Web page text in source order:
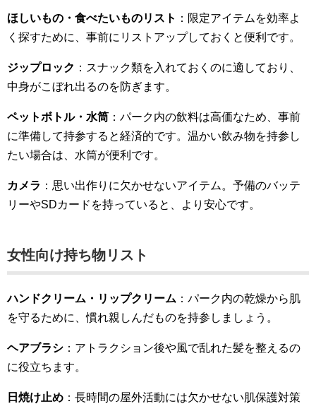
ほしいもの・食べたいものリスト ：限定アイテムを効率よ
く探すために、事前にリストアップしておくと便利です。
ジップロック ：スナック類を入れておくのに適しており、
中身がこぼれ出るのを防ぎます。
ペットボトル・水筒 ：パーク内の飲料は高価なため、事前
に準備して持参すると経済的です。温かい飲み物を持参し
たい場合は、水筒が便利です。
カメラ ：思い出作りに欠かせないアイテム。予備のバッテ
リーやSDカードを持っていると、より安心です。
女性向け持ち物リスト
ハンドクリーム・リップクリーム ：パーク内の乾燥から肌
を守るために、慣れ親しんだものを持参しましょう。
ヘアブラシ ：アトラクション後や風で乱れた髪を整えるの
に役立ちます。
日焼け止め ：長時間の屋外活動には欠かせない肌保護対策